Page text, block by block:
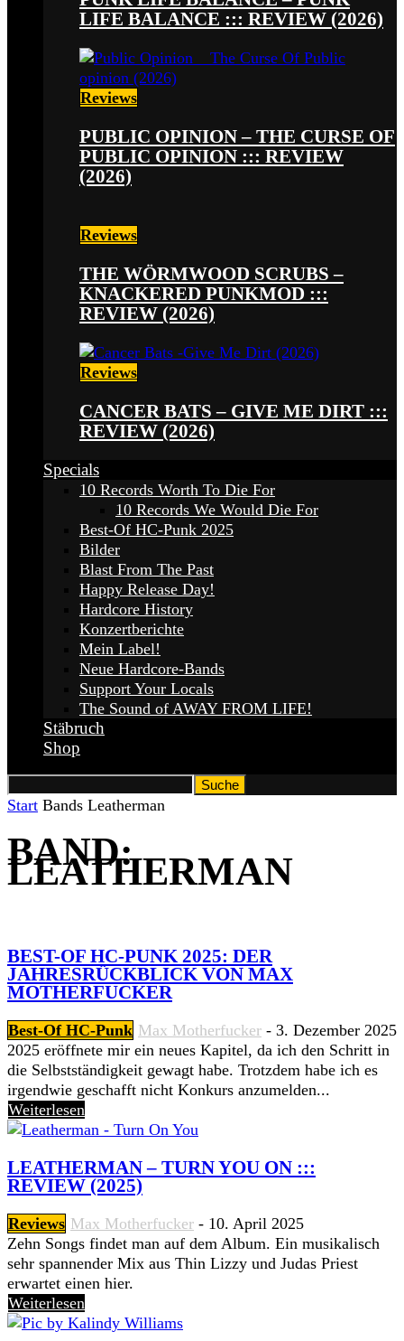
LIFE BALANCE ::: REVIEW (2026)
Reviews
PUBLIC OPINION – THE CURSE OF
PUBLIC OPINION ::: REVIEW
(2026)
Reviews
THE WÖRMWOOD SCRUBS –
KNACKERED PUNKMOD :::
REVIEW (2026)
Reviews
CANCER BATS – GIVE ME DIRT :::
REVIEW (2026)
Specials
10 Records Worth To Die For
10 Records We Would Die For
Best-Of HC-Punk 2025
Bilder
Blast From The Past
Happy Release Day!
Hardcore History
Konzertberichte
Mein Label!
Neue Hardcore-Bands
Support Your Locals
The Sound of AWAY FROM LIFE!
Stäbruch
Shop
Start Bands Leatherman
BAND:
LEATHERMAN
BEST-OF HC-PUNK 2025: DER
JAHRESRÜCKBLICK VON MAX
MOTHERFUCKER
Best-Of HC-Punk Max Motherfucker - 3. Dezember 2025
2025 eröffnete mir ein neues Kapitel, da ich den Schritt in
die Selbstständigkeit gewagt habe. Trotzdem habe ich es
irgendwie geschafft nicht Konkurs anzumelden...
Weiterlesen
LEATHERMAN – TURN YOU ON :::
REVIEW (2025)
Reviews Max Motherfucker - 10. April 2025
Zehn Songs findet man auf dem Album. Ein musikalisch
sehr spannender Mix aus Thin Lizzy und Judas Priest
erwartet einen hier.
Weiterlesen